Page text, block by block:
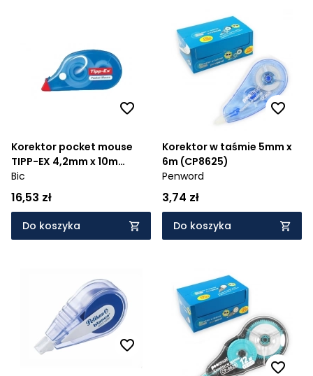
Korektor pocket mouse
TIPP-EX 4,2mm x 10m
(8207892)
Bic
16,53 zł
Do koszyka
Korektor w taśmie 5mm x
6m (CP8625)
Penword
3,74 zł
Do koszyka